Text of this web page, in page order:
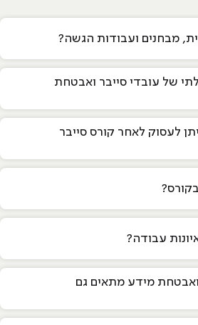
מבחנים ועבודות הגשה?
של עובדי סייבר ואבטחת
לעסוק לאחר קורס סייבר
עבודה?
מידע מתאים גם